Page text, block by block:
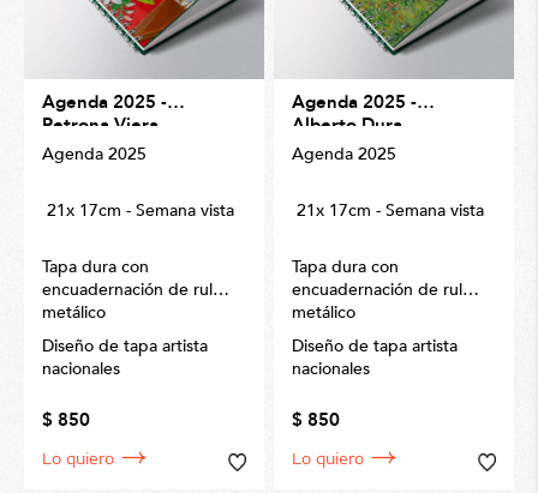
Agenda 2025 -
Petrona Viera
Agenda 2025
21x 17cm - Semana vista
Tapa dura con
encuadernación de rulo
metálico
Diseño de tapa artista
nacionales
$ 850
Lo quiero
Agenda 2025 -
Alberto Dura
Agenda 2025
21x 17cm - Semana vista
Tapa dura con
encuadernación de rulo
metálico
Diseño de tapa artista
nacionales
$ 850
Lo quiero